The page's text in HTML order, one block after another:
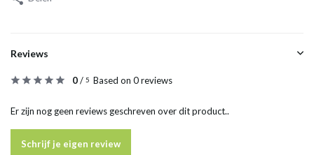
Reviews
0/ 5 Based on 0 reviews
Er zijn nog geen reviews geschreven over dit product..
Schrijf je eigen review